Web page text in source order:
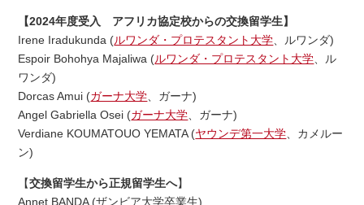
【2024年度受入 アフリカ協定校からの交換留学生】
Irene Iradukunda (ルワンダ・プロテスタント大学、ルワンダ)
Espoir Bohohya Majaliwa (ルワンダ・プロテスタント大学、ル
ワンダ)
Dorcas Amui (ガーナ大学、ガーナ)
Angel Gabriella Osei (ガーナ大学、ガーナ)
Verdiane KOUMATOUO YEMATA (ヤウンデ第一大学、カメルー
ン)
【交換留学生から正規留学生へ】
Annet BANDA (ザンビア大学卒業生)